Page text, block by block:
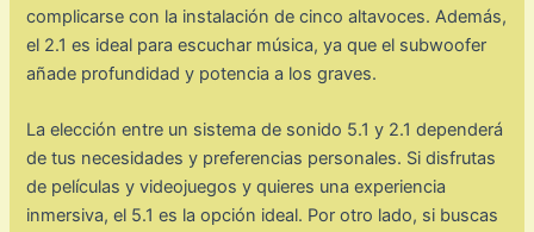
complicarse con la instalación de cinco altavoces. Además,
el 2.1 es ideal para escuchar música, ya que el subwoofer
añade profundidad y potencia a los graves.
La elección entre un sistema de sonido 5.1 y 2.1 dependerá
de tus necesidades y preferencias personales. Si disfrutas
de películas y videojuegos y quieres una experiencia
inmersiva, el 5.1 es la opción ideal. Por otro lado, si buscas